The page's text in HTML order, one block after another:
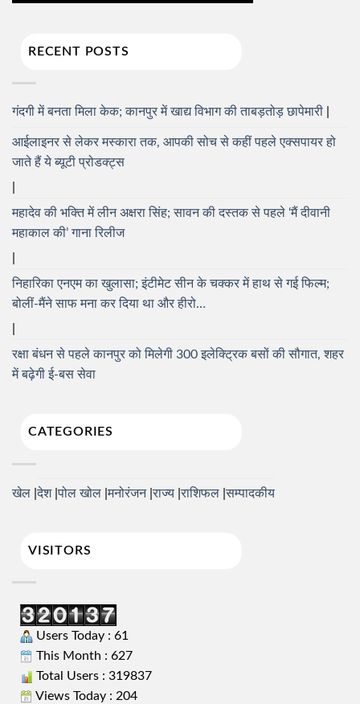
RECENT POSTS
गंदगी में बनता मिला केक; कानपुर में खाद्य विभाग की ताबड़तोड़ छापेमारी
आईलाइनर से लेकर मस्कारा तक, आपकी सोच से कहीं पहले एक्सपायर हो
जाते हैं ये ब्यूटी प्रोडक्ट्स
महादेव की भक्ति में लीन अक्षरा सिंह; सावन की दस्तक से पहले ‘मैं दीवानी
महाकाल की’ गाना रिलीज
निहारिका एनएम का खुलासा; इंटीमेट सीन के चक्कर में हाथ से गई फिल्म;
बोलीं-मैंने साफ मना कर दिया था और हीरो…
रक्षा बंधन से पहले कानपुर को मिलेगी 300 इलेक्ट्रिक बसों की सौगात, शहर
में बढ़ेगी ई-बस सेवा
CATEGORIES
खेल देश पोल खोल मनोरंजन राज्य राशिफल सम्पादकीय
VISITORS
Users Today : 61
This Month : 627
Total Users : 319837
Views Today : 204